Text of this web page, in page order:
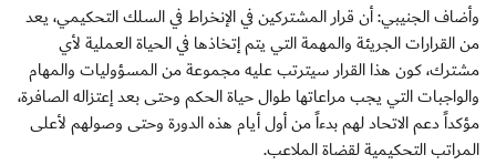
وأضاف الجنيبي: أن قرار المشتركين في الإنخراط في السلك التحكيمي، يعد
من القرارات الجريئة والمهمة التي يتم إتخاذها في الحياة العملية لأي
مشترك، كون هذا القرار سيترتب عليه مجموعة من المسؤوليات والمهام
والواجبات التي يجب مراعاتها طوال حياة الحكم وحتى بعد إعتزاله الصافرة،
مؤكداً دعم الاتحاد لهم بدءاً من أول أيام هذه الدورة وحتى وصولهم لأعلى
المراتب التحكيمية لقضاة الملاعب.